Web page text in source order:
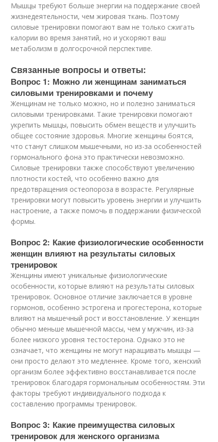
Мышцы требуют больше энергии на поддержание своей
жизнедеятельности, чем жировая ткань. Поэтому
силовые тренировки помогают вам не только сжигать
калории во время занятий, но и ускоряют ваш
метаболизм в долгосрочной перспективе.
Связанные вопросы и ответы:
Вопрос 1: Можно ли женщинам заниматься
силовыми тренировками и почему
Женщинам не только можно, но и полезно заниматься
силовыми тренировками. Такие тренировки помогают
укрепить мышцы, повысить обмен веществ и улучшить
общее состояние здоровья. Многие женщины боятся,
что станут слишком мышечными, но из-за особенностей
гормонального фона это практически невозможно.
Силовые тренировки также способствуют увеличению
плотности костей, что особенно важно для
предотвращения остеопороза в возрасте. Регулярные
тренировки могут повысить уровень энергии и улучшить
настроение, а также помочь в поддержании физической
формы.
Вопрос 2: Какие физиологические особенности
женщин влияют на результаты силовых
тренировок
Женщины имеют уникальные физиологические
особенности, которые влияют на результаты силовых
тренировок. Основное отличие заключается в уровне
гормонов, особенно эстрогена и прогестерона, которые
влияют на мышечный рост и восстановление. У женщин
обычно меньше мышечной массы, чем у мужчин, из-за
более низкого уровня тестостерона. Однако это не
означает, что женщины не могут наращивать мышцы —
они просто делают это медленнее. Кроме того, женский
организм более эффективно восстанавливается после
тренировок благодаря гормональным особенностям. Эти
факторы требуют индивидуального подхода к
составлению программы тренировок.
Вопрос 3: Какие преимущества силовых
тренировок для женского организма